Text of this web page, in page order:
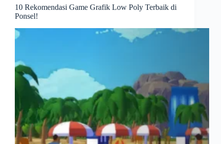
10 Rekomendasi Game Grafik Low Poly Terbaik di
Ponsel!